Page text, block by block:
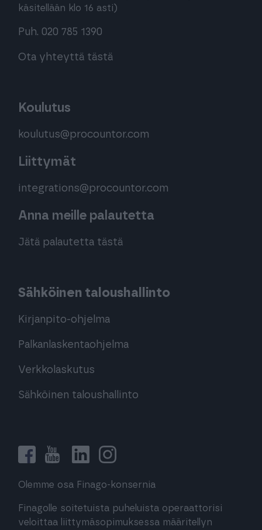
käsitellään klo 16 asti)
Puh. 020 785 1390
Ota yhteyttä tästä
Koulutus
koulutus@procountor.com
Liittymät
integrations@procountor.com
Anna meille palautetta
Jätä palautetta tästä
Sähköinen taloushallinto
Kirjanpito-ohjelma
Palkanlaskentaohjelma
Verkkolaskutus
Sähköinen taloushallinto
Olemme osa Finago-konsernia
Finagolle soitetuista puheluista operaattorisi
veloittaa liittymäsopimuksessa määritellyn